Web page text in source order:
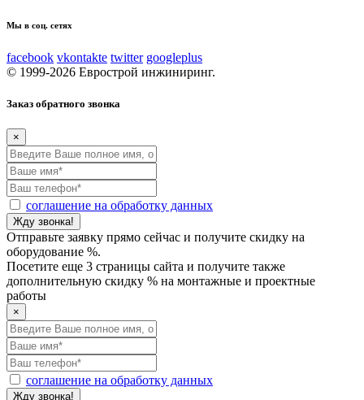
Мы в соц. сетях
facebook vkontakte twitter googleplus
© 1999-2026 Еврострой инжиниринг.
Заказ обратного звонка
×
соглашение на обработку данных
Отправьте заявку прямо сейчас и получите скидку на
оборудование %.
Посетите еще 3 страницы сайта и получите также
дополнительную скидку % на монтажные и проектные
работы
×
соглашение на обработку данных